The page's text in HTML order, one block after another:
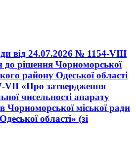
від 24.07.2026 № 1154-VIII
до рішення Чорноморської
району Одеської області
VІI «Про затвердження
чисельності апарату
Чорноморської міської ради
області» (зі